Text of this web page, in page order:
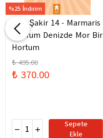
%25 İndirim
Kral Şakir 14 - Marmaris
Bodrum Denizde Mor Bir
Hortum
₺ 495.00
₺ 370.00
Sepete
Ekle